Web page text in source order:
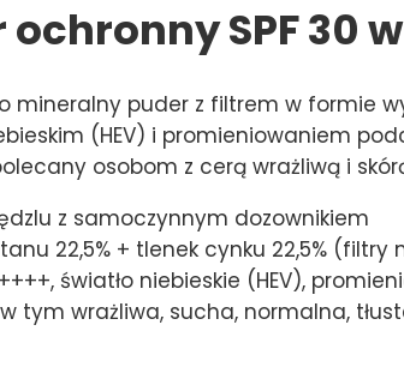
SPF 30
mineralny puder z filtrem w formie
(HEV) i promieniowaniem
osobom z cerą wrażliwą i
z samoczynnym dozownikiem
22,5% + tlenek cynku 22,5% (filtry
światło niebieskie (HEV),
tym wrażliwa, sucha, normalna,